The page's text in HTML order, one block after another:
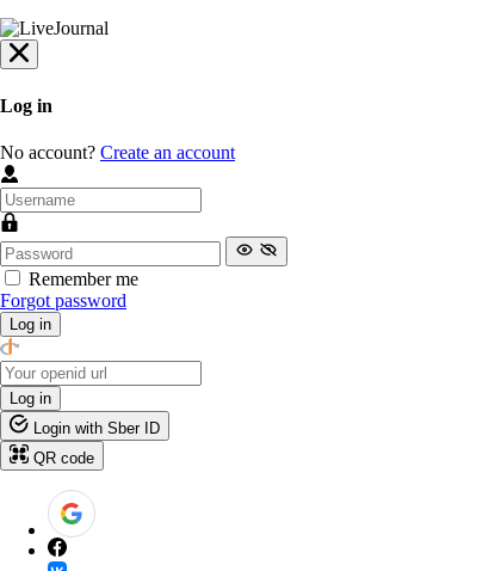
Log in
No account? Create an account
Remember me
Forgot password
Log in
Log in
Login with Sber ID
QR code